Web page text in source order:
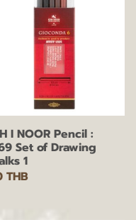
I NOOR Pencil :
Set of Drawing
1
THB